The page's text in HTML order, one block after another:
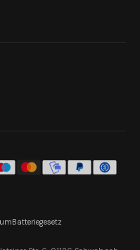
Batteriegesetz